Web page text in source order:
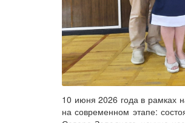
10 июня 2026 года в рамках
на современном этапе: